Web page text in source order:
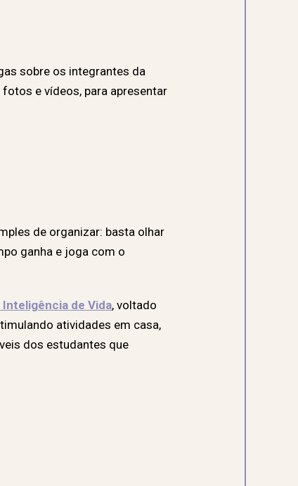
sobre os integrantes da
e vídeos, para apresentar
de organizar: basta olhar
ganha e joga com o
de Vida, voltado
atividades em casa,
dos estudantes que